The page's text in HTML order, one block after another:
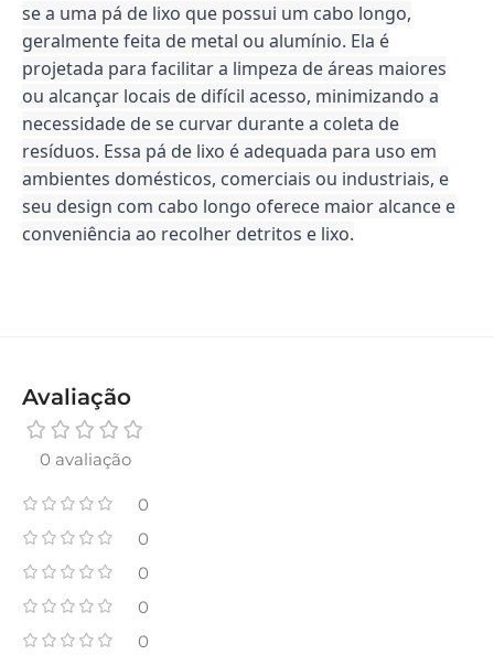
se a uma pá de lixo que possui um cabo longo,
geralmente feita de metal ou alumínio. Ela é
projetada para facilitar a limpeza de áreas maiores
ou alcançar locais de difícil acesso, minimizando a
necessidade de se curvar durante a coleta de
resíduos. Essa pá de lixo é adequada para uso em
ambientes domésticos, comerciais ou industriais, e
seu design com cabo longo oferece maior alcance e
conveniência ao recolher detritos e lixo.
Avaliação
0 avaliação
0
0
0
0
0